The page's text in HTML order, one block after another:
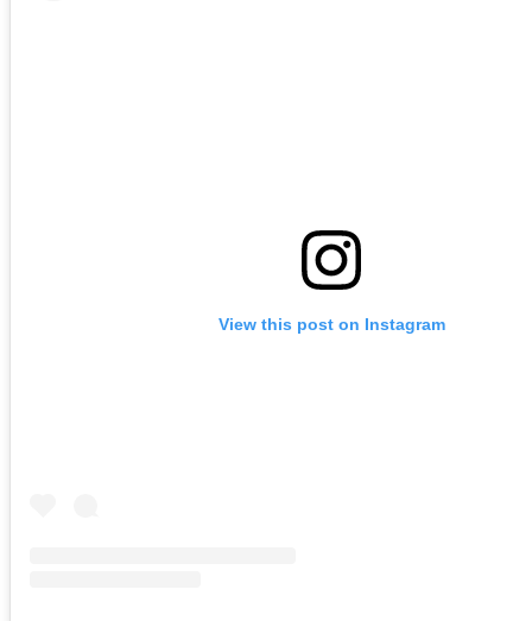
View this post on Instagram